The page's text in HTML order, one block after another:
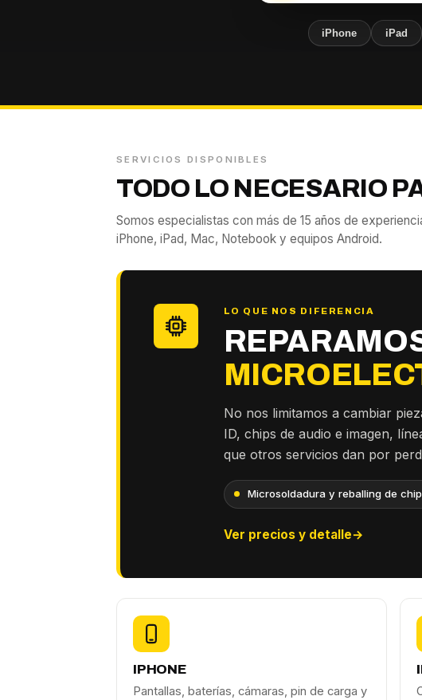
iPhone iPad
SERVICIOS DISPONIBLES
TODO LO NECESARIO
Somos especialistas con más de 15 años de
iPhone, iPad, Mac, Notebook y equipos Android.
LO QUE NOS DIFERENCIA
No nos limitamos a cambiar
ID, chips de audio e imagen,
que otros servicios dan por
Microsoldadura y reballing de
Ver precios y detalle→
IPHONE
Pantallas, baterías, cámaras, pin de carga y